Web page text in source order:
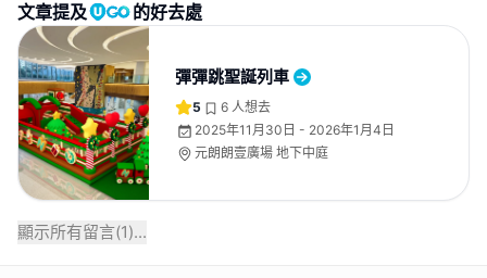
文章提及 的好去處
彈彈跳聖誕列車
5 6 人想去
2025年11月30日 - 2026年1月4日
元朗朗壹廣場 地下中庭
顯示所有留言(1)...